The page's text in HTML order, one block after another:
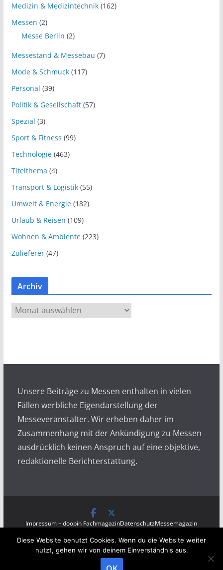
Medizin & Medizintechnik(162)
Messen (2)
Messe Berlin (2)
Messestand & Messebau (7)
Mode & Schmuck(117)
Personal (39)
Politik & Gesellschaft(57)
Spezial (3)
Sport & Fitness (99)
Technologie(463)
Titelthema (4)
Transport & Logistik(55)
Umwelt & Energie(182)
Urlaub & Reisen (109)
Wohnen & Ambiente(223)
Zulieferer(47)
Archiv
r
Unsere Beiträge zu Messen enthalten in vielen
Fällen werbliche Eigendarstellung der
Messeveranstalter. Wir erheben daher im
Zusammenhang mit der Ankündigung zu Messen
ausdrücklich keinen Anspruch auf eine objektive,
redaktionelle Berichterstattung.
Impressum – doopin FachmagazinDatenschutzMessemagazin
Copyright © 2026Messen auf doopin.de. All rights
reserved.
Diese Website benutzt Cookies. Wenn du die Website weiter
nutzt, gehen wir von deinem Einverständnis aus.